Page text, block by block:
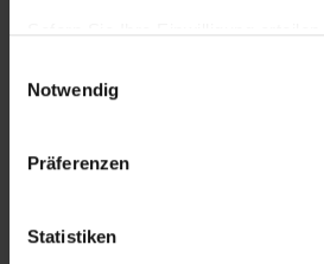
Sofern Sie Ihre Einwilligung
Daten von Ihnen (z.B. persönlichen
IP-Adressen) verarbeitet werden.
Speicherung aller aufgeführten
Daten für die unten jeweils
25 Abs. 1 TDDDG, Art. 6 Abs. 1
Notwendig
Präferenzen
Statistiken